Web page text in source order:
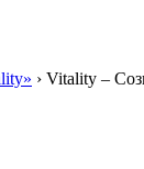
› Vitality –